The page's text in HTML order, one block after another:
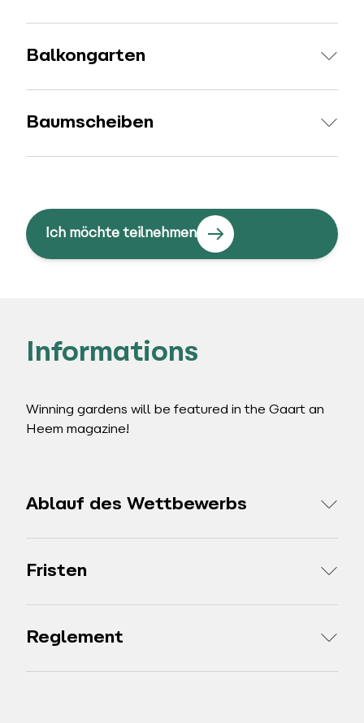
Balkongarten
Baumscheiben
Ich möchte teilnehmen
Informations
Winning gardens will be featured in the Gaart an
Heem magazine!
Ablauf des Wettbewerbs
Fristen
Reglement